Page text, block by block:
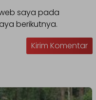
saya pada
berikutnya.